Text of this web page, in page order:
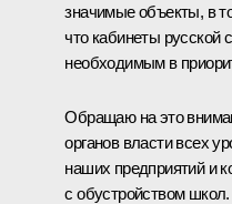
значимые объекты, в
что кабинеты русской
необходимым в
Обращаю на это
органов власти всех
наших предприятий и
с обустройством школ.